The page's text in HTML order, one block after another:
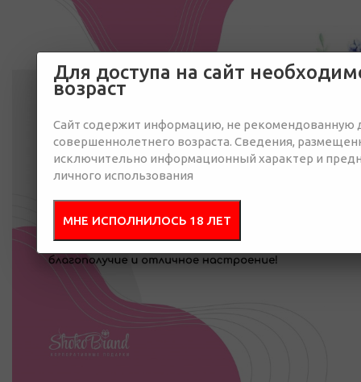
Для доступа на сайт
возраст
Сайт содержит информацию, не рекомендованную
совершеннолетнего возраста. Сведения,
исключительно информационный характер и
личного использования
МНЕ ИСПОЛНИЛОСЬ 18 ЛЕТ